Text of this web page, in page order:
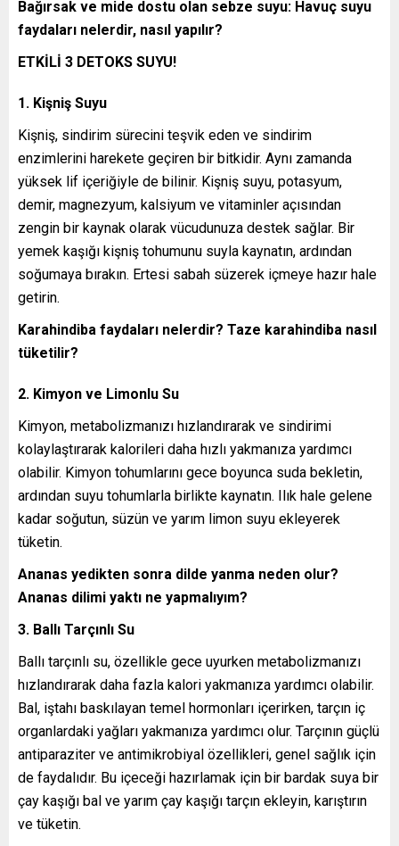
Bağırsak ve mide dostu olan sebze suyu: Havuç suyu
faydaları nelerdir, nasıl yapılır?
ETKİLİ 3 DETOKS SUYU!
1. Kişniş Suyu
Kişniş, sindirim sürecini teşvik eden ve sindirim
enzimlerini harekete geçiren bir bitkidir. Aynı zamanda
yüksek lif içeriğiyle de bilinir. Kişniş suyu, potasyum,
demir, magnezyum, kalsiyum ve vitaminler açısından
zengin bir kaynak olarak vücudunuza destek sağlar. Bir
yemek kaşığı kişniş tohumunu suyla kaynatın, ardından
soğumaya bırakın. Ertesi sabah süzerek içmeye hazır hale
getirin.
Karahindiba faydaları nelerdir? Taze karahindiba nasıl
tüketilir?
2. Kimyon ve Limonlu Su
Kimyon, metabolizmanızı hızlandırarak ve sindirimi
kolaylaştırarak kalorileri daha hızlı yakmanıza yardımcı
olabilir. Kimyon tohumlarını gece boyunca suda bekletin,
ardından suyu tohumlarla birlikte kaynatın. Ilık hale gelene
kadar soğutun, süzün ve yarım limon suyu ekleyerek
tüketin.
Ananas yedikten sonra dilde yanma neden olur?
Ananas dilimi yaktı ne yapmalıyım?
3. Ballı Tarçınlı Su
Ballı tarçınlı su, özellikle gece uyurken metabolizmanızı
hızlandırarak daha fazla kalori yakmanıza yardımcı olabilir.
Bal, iştahı baskılayan temel hormonları içerirken, tarçın iç
organlardaki yağları yakmanıza yardımcı olur. Tarçının güçlü
antiparaziter ve antimikrobiyal özellikleri, genel sağlık için
de faydalıdır. Bu içeceği hazırlamak için bir bardak suya bir
çay kaşığı bal ve yarım çay kaşığı tarçın ekleyin, karıştırın
ve tüketin.